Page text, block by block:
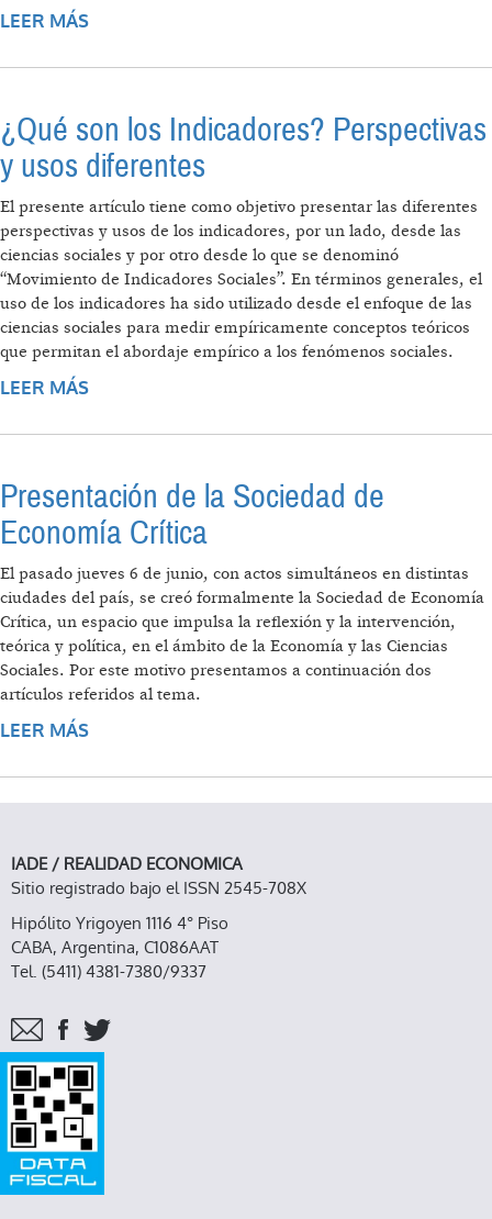
LEER MÁS
¿Qué son los Indicadores? Perspectivas
y usos diferentes
El presente artículo tiene como objetivo presentar las diferentes
perspectivas y usos de los indicadores, por un lado, desde las
ciencias sociales y por otro desde lo que se denominó
“Movimiento de Indicadores Sociales”. En términos generales, el
uso de los indicadores ha sido utilizado desde el enfoque de las
ciencias sociales para medir empíricamente conceptos teóricos
que permitan el abordaje empírico a los fenómenos sociales.
LEER MÁS
Presentación de la Sociedad de
Economía Crítica
El pasado jueves 6 de junio, con actos simultáneos en distintas
ciudades del país, se creó formalmente la Sociedad de Economía
Crítica, un espacio que impulsa la reflexión y la intervención,
teórica y política, en el ámbito de la Economía y las Ciencias
Sociales. Por este motivo presentamos a continuación dos
artículos referidos al tema.
LEER MÁS
IADE / REALIDAD ECONOMICA
Sitio registrado bajo el ISSN 2545-708X
Hipólito Yrigoyen 1116 4° Piso
CABA, Argentina, C1086AAT
Tel. (5411) 4381-7380/9337